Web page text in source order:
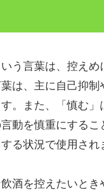
いう言葉は、控え
は、主に自己抑
。また、「慎む
動を慎重にする
る状況で使用され
酒を控えたいと